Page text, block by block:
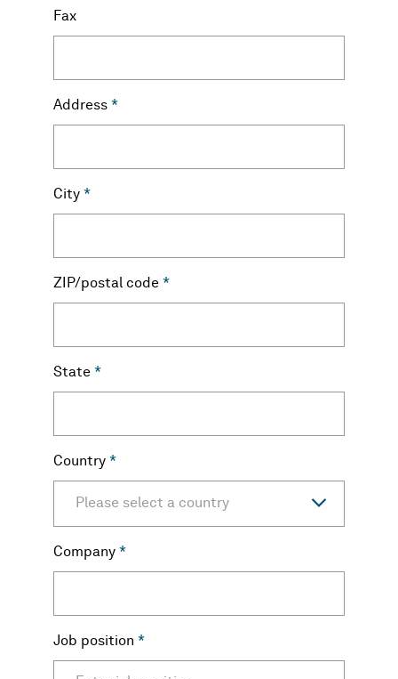
Fax
Address *
City *
ZIP/postal code *
State *
Country *
Please select a country
Company *
Job position *